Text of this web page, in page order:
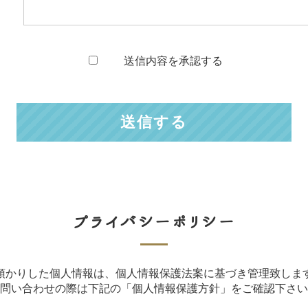
送信内容を承認する
プライバシーポリシー
かりした個人情報は、個人情報保護法案に基づき管理致しま
い合わせの際は下記の「個人情報保護方針」をご確認下さ